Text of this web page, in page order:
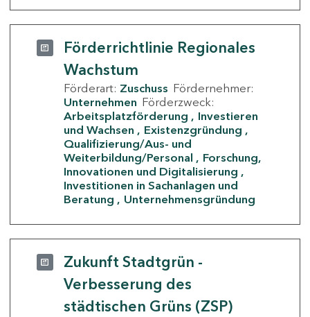
Förderrichtlinie Regionales
Wachstum
Förderart: Zuschuss Fördernehmer:
Unternehmen Förderzweck:
Arbeitsplatzförderung
Investieren
und Wachsen
Existenzgründung
Qualifizierung/Aus- und
Weiterbildung/Personal
Forschung,
Innovationen und Digitalisierung
Investitionen in Sachanlagen und
Beratung
Unternehmensgründung
Zukunft Stadtgrün -
Verbesserung des
städtischen Grüns (ZSP)